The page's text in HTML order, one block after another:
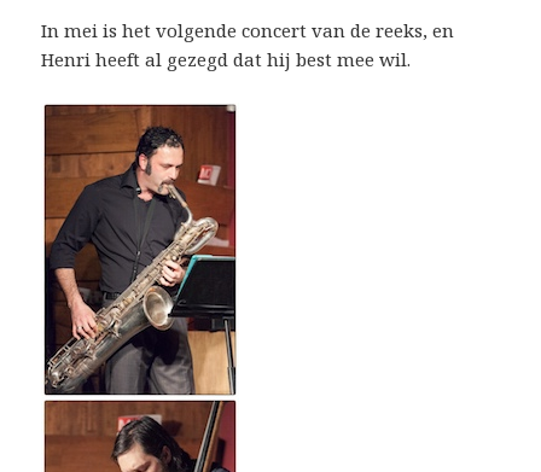
In mei is het volgende concert van de reeks, en
Henri heeft al gezegd dat hij best mee wil.